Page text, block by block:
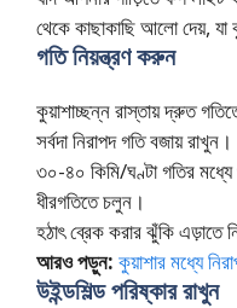
থেকে কাছাকাছি আলো দেয়, যা
গতি নিয়ন্ত্রণ করুন
কুয়াশাচ্ছন্ন রাস্তায় দ্রুত
সর্বদা নিরাপদ গতি বজায় রাখুন।
৩০-৪০ কিমি/ঘণ্টা গতির
ধীরগতিতে চলুন।
হঠাৎ ব্রেক করার ঝুঁকি এড়াতে
আরও পড়ুন: কুয়াশার মধ্যে
উইন্ডশিল্ড পরিষ্কার রাখুন